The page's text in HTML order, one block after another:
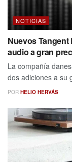
NOTICIAS
Nuevos Tangent
audio a gran
La compañía
dos adiciones a su
POR HELIO HERVÁS